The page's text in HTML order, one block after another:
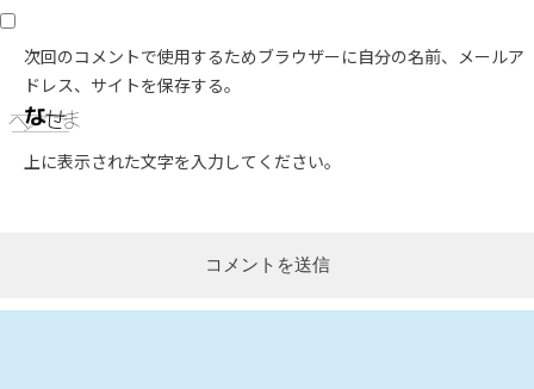
次回のコメントで使用するためブラウザーに自分の名前、メールア
ドレス、サイトを保存する。
上に表示された文字を入力してください。